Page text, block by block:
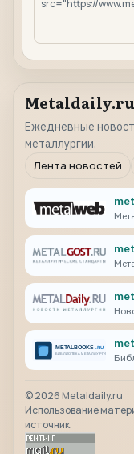
Metaldaily.ru
Ежедневные
металлургии.
Лента новостей
©2026 Metaldaily.ru
Использование
источник.